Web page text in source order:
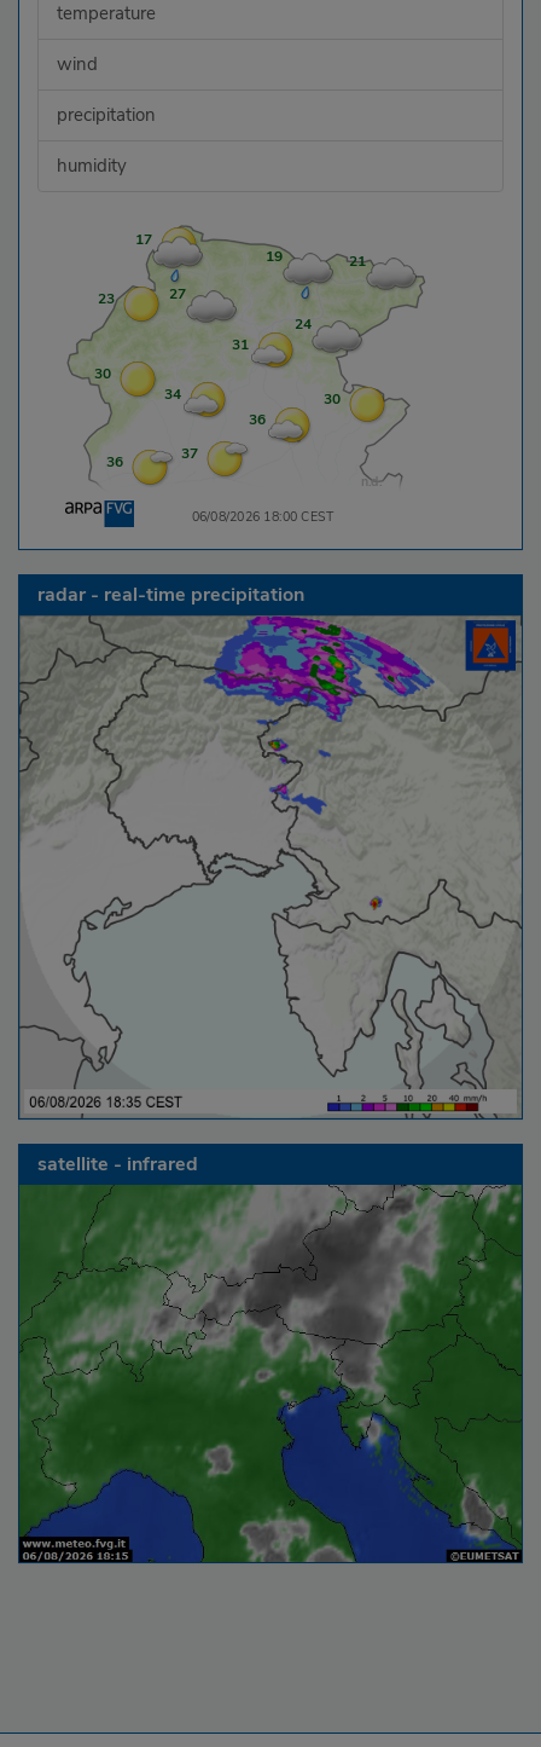
temperature
wind
precipitation
humidity
radar - real-time precipitation
satellite - infrared